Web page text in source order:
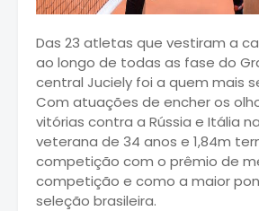
Das 23 atletas que vestiram a
ao longo de todas as fase do
central Juciely foi a quem mais
Com atuações de encher os
vitórias contra a Rússia e Itália
veterana de 34 anos e 1,84m
competição com o prêmio de
competição e como a maior
seleção brasileira.